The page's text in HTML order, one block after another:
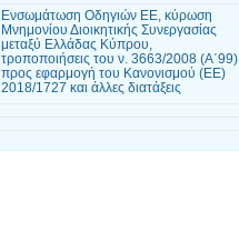
Ενσωμάτωση Οδηγιών ΕΕ, κύρωση
Μνημονίου Διοικητικής Συνεργασίας
μεταξύ Ελλάδας Κύπρου,
τροποποιήσεις του ν. 3663/2008 (Α΄99)
προς εφαρμογή του Κανονισμού (ΕΕ)
2018/1727 και άλλες διατάξεις